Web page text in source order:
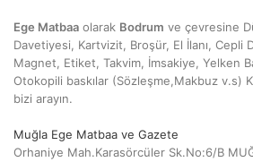
Ege Matbaa olarak Bodrum ve çevresine
Davetiyesi, Kartvizit, Broşür, El İlanı, Cepli
Magnet, Etiket, Takvim, İmsakiye, Yelken
Otokopili baskılar (Sözleşme,Makbuz v.s)
bizi arayın.
Muğla Ege Matbaa ve Gazete
Orhaniye Mah.Karasörcüler Sk.No:6/B